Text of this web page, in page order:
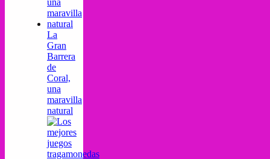
La
Gran
Barrera
de
Coral,
una
maravilla
natural